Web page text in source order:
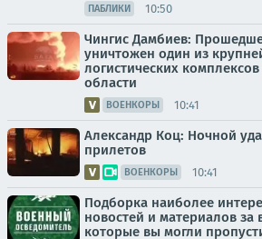
ПАБЛИКИ 10:50
Чингис Дамбиев:
уничтожен один из
логистических
области
ВОЕНКОРЫ 10:41
Александр Коц: Ночной
прилетов
ВОЕНКОРЫ 10:41
Подборка наиболее
новостей и материалов за
которые вы могли